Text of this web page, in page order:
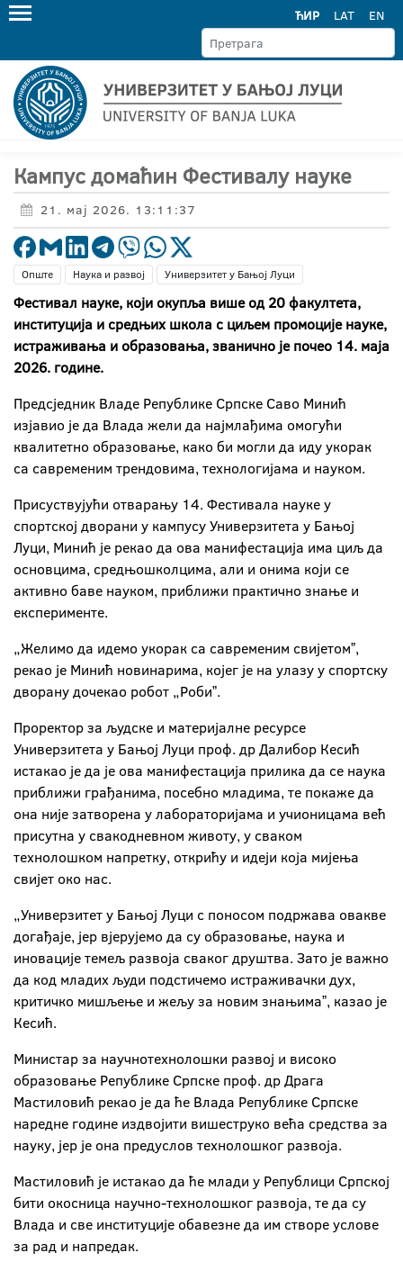
ЋИР LAT EN
Кампус домаћин Фестивалу науке
21. мај 2026. 13:11:37
Опште Наука и развој Универзитет у Бањој Луци
Фестивал науке, који окупља више од 20 факултета,
институција и средњих школа с циљем промоције науке,
истраживања и образовања, званично је почео 14. маја
2026. године.
Предсједник Владе Републике Српске Саво Минић
изјавио је да Влада жели да најмлађима омогући
квалитетно образовање, како би могли да иду укорак
са савременим трендовима, технологијама и науком.
Присуствујући отварању 14. Фестивала науке у
спортској дворани у кампусу Универзитета у Бањој
Луци, Минић је рекао да ова манифестација има циљ да
основцима, средњошколцима, али и онима који се
активно баве науком, приближи практично знање и
експерименте.
„Желимо да идемо укорак са савременим свијетомˮ,
рекао је Минић новинарима, којег је на улазу у спортску
дворану дочекао робот „Робиˮ.
Проректор за људске и материјалне ресурсе
Универзитета у Бањој Луци проф. др Далибор Кесић
истакао је да је ова манифестација прилика да се наука
приближи грађанима, посебно младима, те покаже да
она није затворена у лабораторијама и учионицама већ
присутна у свакодневном животу, у сваком
технолошком напретку, открићу и идеји која мијења
свијет око нас.
„Универзитет у Бањој Луци с поносом подржава овакве
догађаје, јер вјерујемо да су образовање, наука и
иновације темељ развоја сваког друштва. Зато је важно
да код младих људи подстичемо истраживачки дух,
критичко мишљење и жељу за новим знањимаˮ, казао је
Кесић.
Министар за научнотехнолошки развој и високо
образовање Републике Српске проф. др Драга
Мастиловић рекао је да ће Влада Републике Српске
наредне године издвојити вишеструко већа средства за
науку, јер је она предуслов технолошког развоја.
Мастиловић је истакао да ће млади у Републици Српској
бити окосница научно-технолошког развоја, те да су
Влада и све институције обавезне да им створе услове
за рад и напредак.